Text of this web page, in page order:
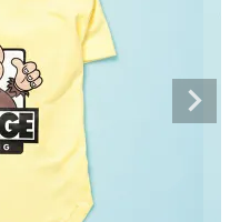
寝そべりアニマルト
レーナー ゼブラ
販売価格
2,860税込
〜
詳細を見る
〜
詳細を